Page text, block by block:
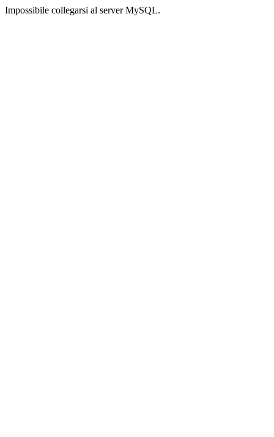
Impossibile collegarsi al server MySQL.